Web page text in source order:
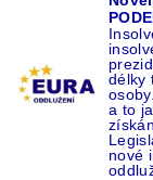
délky
a to
nové